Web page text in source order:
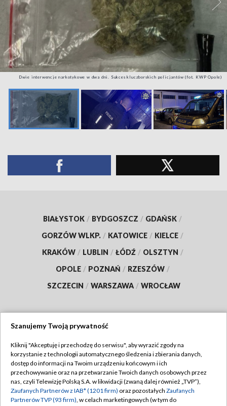
Dwie interwencje narkotykowe w dwa dni. Sukces kluczborskich policjantów (fot. KWP Opole)
BIAŁYSTOK / BYDGOSZCZ / GDAŃSK /
GORZÓW WLKP. / KATOWICE / KIELCE /
KRAKÓW / LUBLIN / ŁÓDŹ / OLSZTYN /
OPOLE / POZNAŃ / RZESZÓW /
SZCZECIN / WARSZAWA / WROCŁAW
TVP
Abonament TVP
Emisja w TVP
Regulamin TVP
Polityka prywatności
Szanujemy Twoją prywatność
Kliknij "Akceptuję i przechodzę do serwisu", aby wyrazić zgody na
korzystanie z technologii automatycznego śledzenia i zbierania danych,
dostęp do informacji na Twoim urządzeniu końcowym i ich
przechowywanie oraz na przetwarzanie Twoich danych osobowych przez
nas, czyli Telewizję Polską S.A. w likwidacji (zwaną dalej również „TVP”),
Zaufanych Partnerów z IAB* (1201 firm) oraz pozostałych Zaufanych
Partnerów TVP (93 firm), w celach marketingowych (w tym do